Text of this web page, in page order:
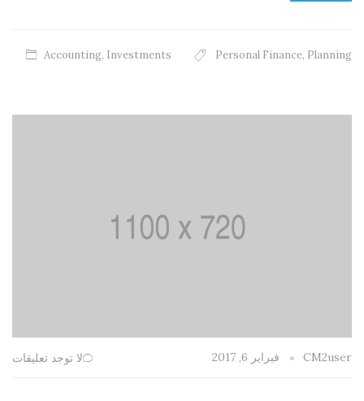
Accounting, Investments Personal Finance, Planning
CM2user فبراير 6, 2017 لا توجد تعليقات